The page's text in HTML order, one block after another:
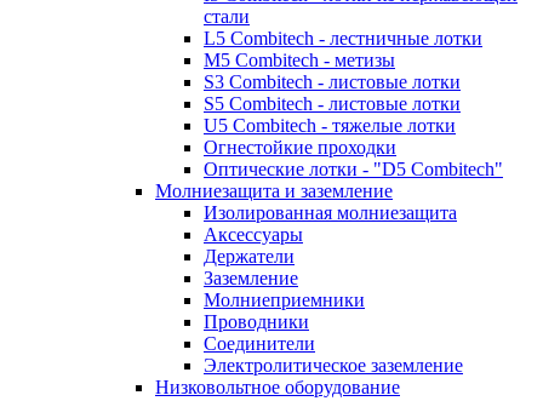
стали
L5 Combitech - лестничные лотки
M5 Combitech - метизы
S3 Combitech - листовые лотки
S5 Combitech - листовые лотки
U5 Combitech - тяжелые лотки
Огнестойкие проходки
Оптические лотки - "D5 Combitech"
Молниезащита и заземление
Изолированная молниезащита
Аксессуары
Держатели
Заземление
Молниеприемники
Проводники
Соединители
Электролитическое заземление
Низковольтное оборудование